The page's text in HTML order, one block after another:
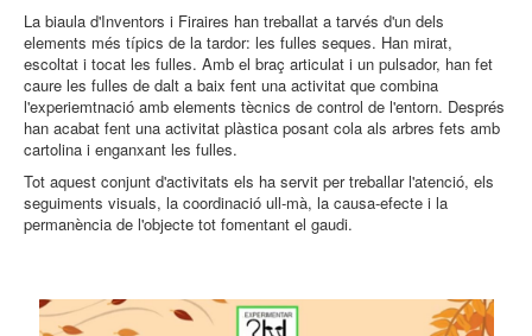
valora
La biaula d'Inventors i Firaires han treballat a tarvés d'un dels
elements més típics de la tardor: les fulles seques. Han mirat,
escoltat i tocat les fulles. Amb el braç articulat i un pulsador, han fet
caure les fulles de dalt a baix fent una activitat que combina
l'experiemtnació amb elements tècnics de control de l'entorn. Després
han acabat fent una activitat plàstica posant cola als arbres fets amb
cartolina i enganxant les fulles.
Tot aquest conjunt d'activitats els ha servit per treballar l'atenció, els
seguiments visuals, la coordinació ull-mà, la causa-efecte i la
permanència de l'objecte tot fomentant el gaudi.